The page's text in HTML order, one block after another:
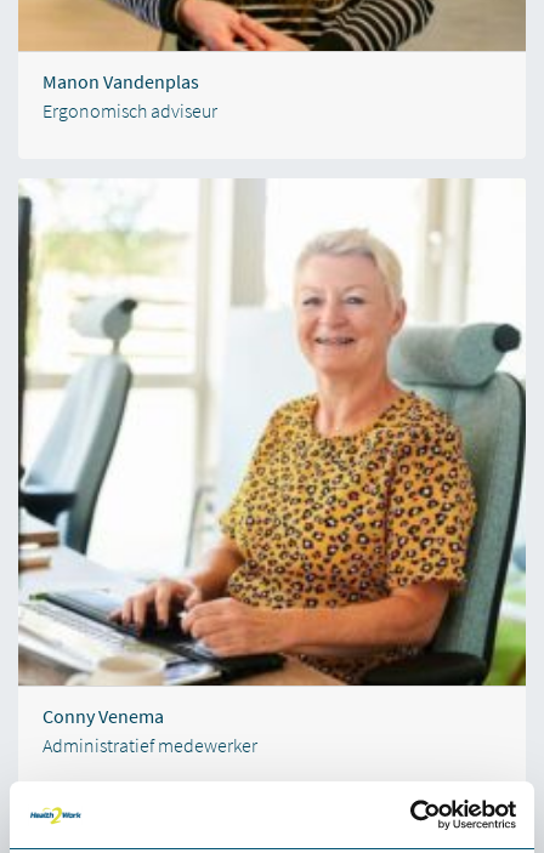
Manon Vandenplas
Ergonomisch adviseur
Conny Venema
Administratief medewerker